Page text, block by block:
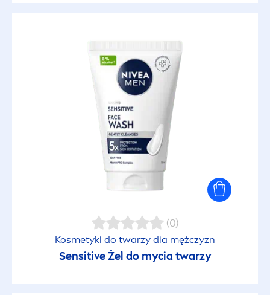
(0)
Kosmetyki do twarzy dla mężczyzn
SensitiveŻel do mycia twarzy